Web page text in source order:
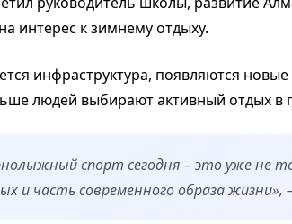
интерес к зимнему отдыху.
инфраструктура, появляются
людей выбирают активный отдых в
спорт сегодня – это уже не
и часть современного образа жизни»,